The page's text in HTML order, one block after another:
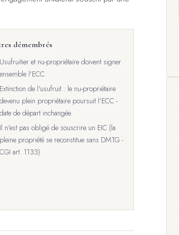
démembrés
Usufruitier et nu-propriétaire doivent signer
ensemble l'ECC.
Extinction de l'usufruit : le nu-propriétaire
devenu plein propriétaire poursuit l'ECC -
date de départ inchangée.
Il n'est pas obligé de souscrire un EIC (la
pleine propriété se reconstitue sans DMTG -
CGI art. 1133).